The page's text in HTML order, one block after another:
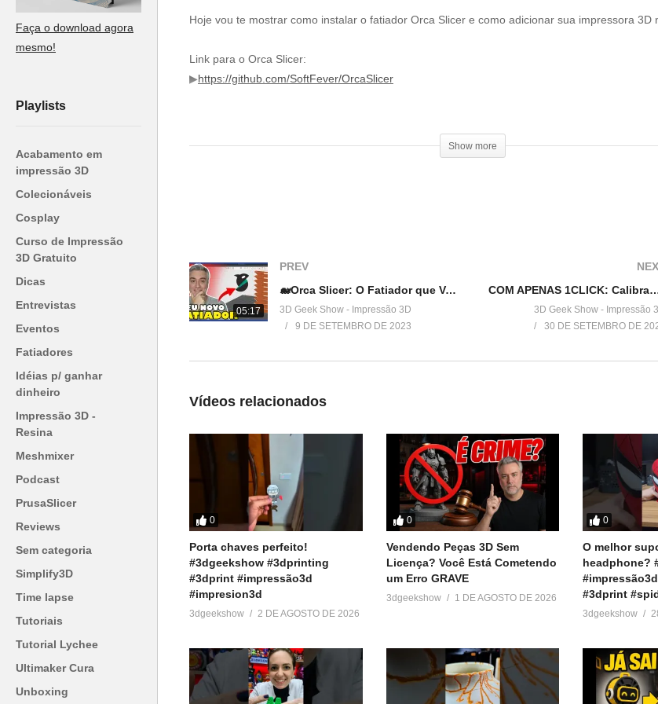
Faça o download agora
mesmo!
Playlists
Acabamento em
impressão 3D
Colecionáveis
Cosplay
Curso de Impressão
3D Gratuito
Dicas
Entrevistas
Eventos
Fatiadores
Idéias p/ ganhar
dinheiro
Impressão 3D -
Resina
Meshmixer
Podcast
PrusaSlicer
Reviews
Sem categoria
Simplify3D
Time lapse
Tutoriais
Tutorial Lychee
Ultimaker Cura
Unboxing
Hoje vou te mostrar como instalar o fatiador Orca Slicer e como adicionar sua impressora 3D
Link para o Orca Slicer:
▶https://github.com/SoftFever/OrcaSlicer
Cupom: 3DGeekShow (não vale durante a promoção)
▶https://3dgeekstore.com.br/
Cursos indicados pelo 3DGeekShow
Produtos de impressão 3D super baratos:
http://www.3dgeekshow.com.br
Redes sociais (Instagram, Facebook e Twitter):
▶ @3DGeekShow
Grupo no facebook
▶ https://goo.gl/eXceJj
▶murilo@3DGeekShow.com.br
#3DGeekShow #Impressão3D #Impressora3D #3DPrinter #3DPrinting #OrcaSlicer
Show more
05:17
PREV
🐋Orca Slicer: O Fatiador que Vai Ganhar Seu Coração!
3D Geek Show - Impressão 3D
9 DE SETEMBRO DE 2023
COM APENAS 1CLICK: Calibrando a temperatura da
3D Geek Show - Impressão
30 DE SETEMBRO DE
Vídeos relacionados
0
Porta chaves perfeito!
#3dgeekshow #3dprinting
#3dprint #impressão3d
#impresion3d
3dgeekshow 2 DE AGOSTO DE 2026
0
Vendendo Peças 3D Sem
Licença? Você Está Cometendo
um Erro GRAVE
3dgeekshow 1 DE AGOSTO DE 2026
0
O melhor
headphone?
#3dprint
3dgeekshow